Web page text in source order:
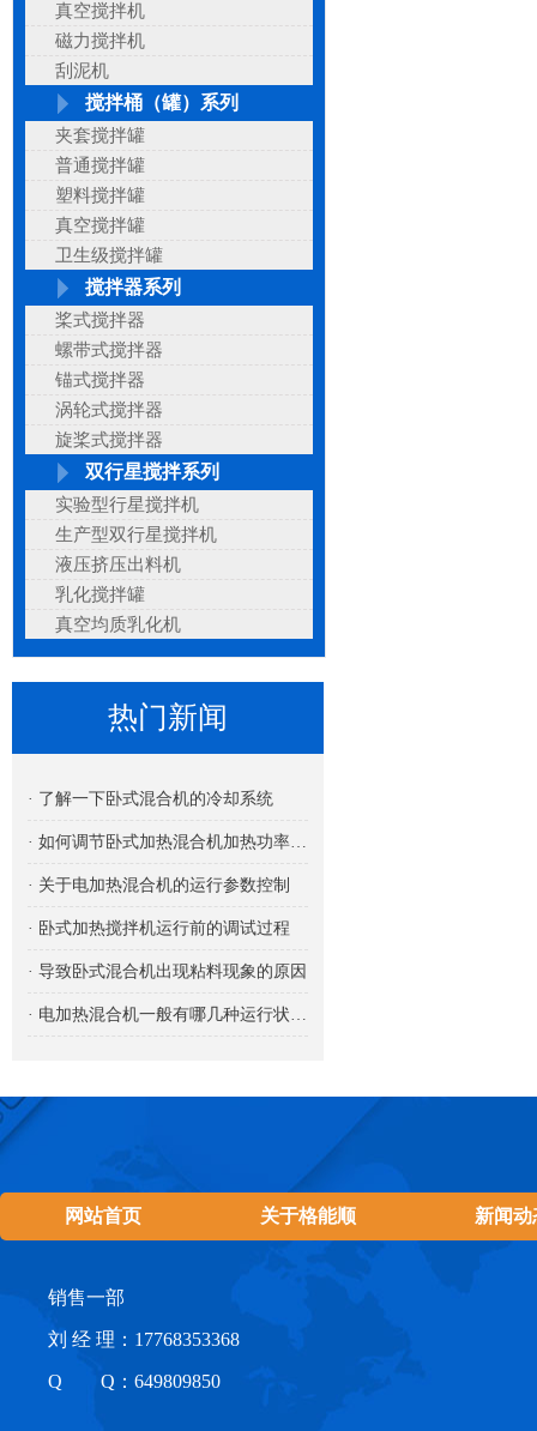
真空搅拌机
磁力搅拌机
刮泥机
搅拌桶（罐）系列
夹套搅拌罐
普通搅拌罐
塑料搅拌罐
真空搅拌罐
卫生级搅拌罐
搅拌器系列
桨式搅拌器
螺带式搅拌器
锚式搅拌器
涡轮式搅拌器
旋桨式搅拌器
双行星搅拌系列
实验型行星搅拌机
生产型双行星搅拌机
液压挤压出料机
乳化搅拌罐
真空均质乳化机
热门新闻
· 了解一下卧式混合机的冷却系统
· 如何调节卧式加热混合机加热功率的大小
· 关于电加热混合机的运行参数控制
· 卧式加热搅拌机运行前的调试过程
· 导致卧式混合机出现粘料现象的原因
· 电加热混合机一般有哪几种运行状态？
网站首页 关于格能顺 新闻动
销售一部
刘 经 理：17768353368
Q Q：649809850